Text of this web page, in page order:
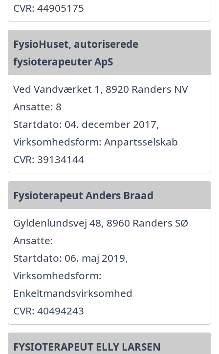
CVR: 44905175
FysioHuset, autoriserede
fysioterapeuter ApS
Ved Vandværket 1, 8920 Randers NV
Ansatte: 8
Startdato: 04. december 2017,
Virksomhedsform: Anpartsselskab
CVR: 39134144
Fysioterapeut Anders Braad
Gyldenlundsvej 48, 8960 Randers SØ
Ansatte:
Startdato: 06. maj 2019,
Virksomhedsform:
Enkeltmandsvirksomhed
CVR: 40494243
FYSIOTERAPEUT ELLY LARSEN